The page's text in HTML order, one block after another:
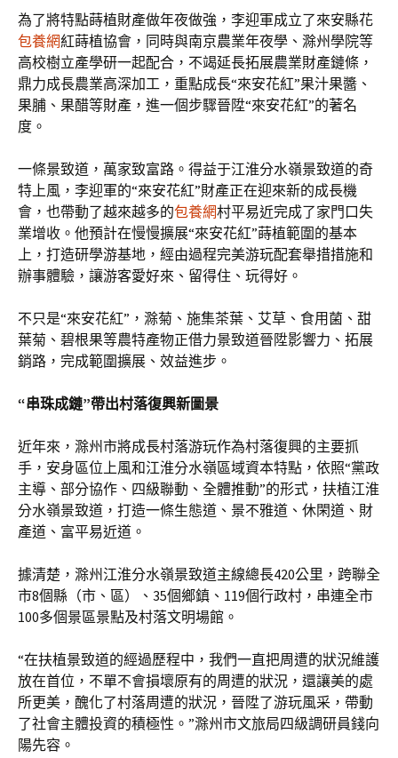
為了將特點蒔植財產做年夜做強，李迎軍成立了來安縣花
包養網紅蒔植協會，同時與南京農業年夜學、滁州學院等
高校樹立產學研一起配合，不竭延長拓展農業財產鏈條，
鼎力成長農業高深加工，重點成長“來安花紅”果汁果醬、
果脯、果醋等財產，進一個步驟晉陞“來安花紅”的著名
度。
一條景致道，萬家致富路。得益于江淮分水嶺景致道的奇
特上風，李迎軍的“來安花紅”財產正在迎來新的成長機
會，也帶動了越來越多的包養網村平易近完成了家門口失
業增收。他預計在慢慢擴展“來安花紅”蒔植範圍的基本
上，打造研學游基地，經由過程完美游玩配套舉措措施和
辦事體驗，讓游客愛好來、留得住、玩得好。
不只是“來安花紅”，滁菊、施集茶葉、艾草、食用菌、甜
葉菊、碧根果等農特產物正借力景致道晉陞影響力、拓展
銷路，完成範圍擴展、效益進步。
“串珠成鏈”帶出村落復興新圖景
近年來，滁州市將成長村落游玩作為村落復興的主要抓
手，安身區位上風和江淮分水嶺區域資本特點，依照“黨政
主導、部分協作、四級聯動、全體推動”的形式，扶植江淮
分水嶺景致道，打造一條生態道、景不雅道、休閑道、財
產道、富平易近道。
據清楚，滁州江淮分水嶺景致道主線總長420公里，跨聯全
市8個縣（市、區）、35個鄉鎮、119個行政村，串連全市
100多個景區景點及村落文明場館。
“在扶植景致道的經過歷程中，我們一直把周遭的狀況維護
放在首位，不單不會損壞原有的周遭的狀況，還讓美的處
所更美，醜化了村落周遭的狀況，晉陞了游玩風采，帶動
了社會主體投資的積極性。”滁州市文旅局四級調研員錢向
陽先容。